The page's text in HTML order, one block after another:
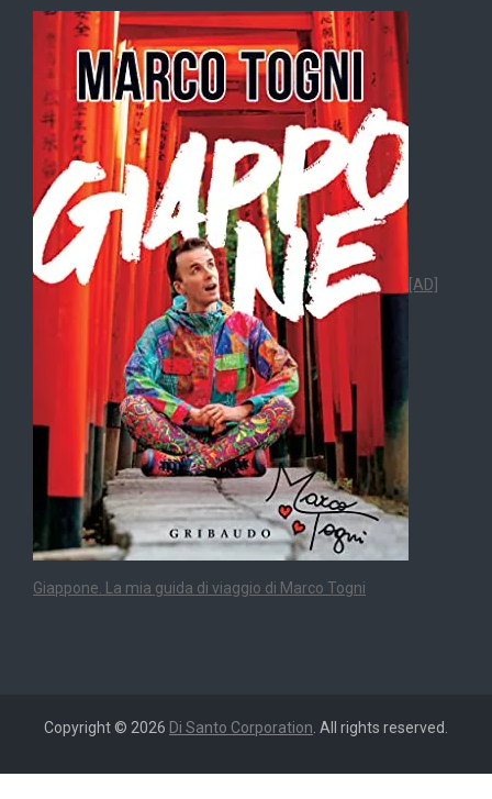
[AD]
Giappone. La mia guida di viaggio di Marco Togni
Copyright © 2026 Di Santo Corporation. All rights reserved.